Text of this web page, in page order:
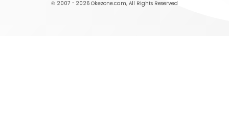
© 2007 - 2026 Okezone.com, All Rights Reserved